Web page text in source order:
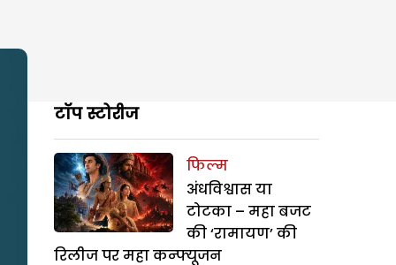
टॉप स्टोरीज
फिल्म
अंधविश्वास या
टोटका – महा बजट
की ‘रामायण’ की
रिलीज पर महा कन्फ्यूजन